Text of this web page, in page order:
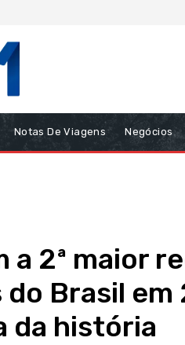
Notas De Viagens Negócios
a 2ª maior
Brasil em
da história